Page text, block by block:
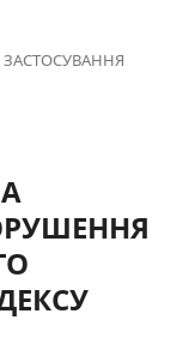
ЗАСТОСУВАННЯ